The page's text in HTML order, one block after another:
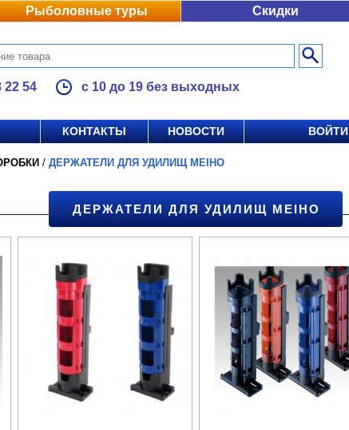
Рыболовные туры Скидки
22 54 с 10 до 19 без выходных
КОНТАКТЫ НОВОСТИ ВОЙТИ
/ ДЕРЖАТЕЛИ ДЛЯ УДИЛИЩ MEIHO
ДЕРЖАТЕЛИ ДЛЯ УДИЛИЩ MEIHO